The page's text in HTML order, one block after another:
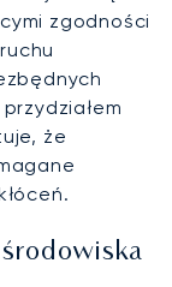
zgodności
że